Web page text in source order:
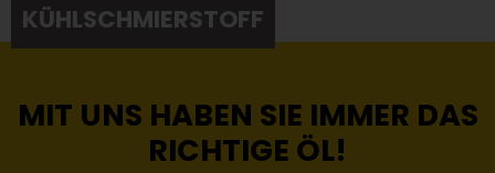
KÜHLSCHMIERSTOFF
MIT UNS HABEN SIE IMMER DAS
RICHTIGE ÖL!